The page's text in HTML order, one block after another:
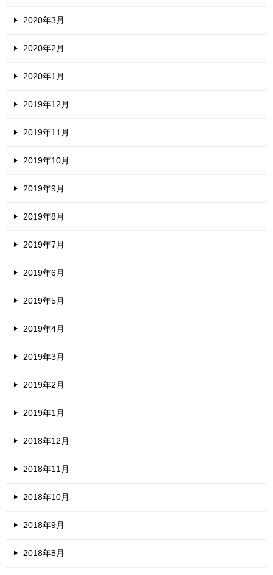
2020年3月
2020年2月
2020年1月
2019年12月
2019年11月
2019年10月
2019年9月
2019年8月
2019年7月
2019年6月
2019年5月
2019年4月
2019年3月
2019年2月
2019年1月
2018年12月
2018年11月
2018年10月
2018年9月
2018年8月